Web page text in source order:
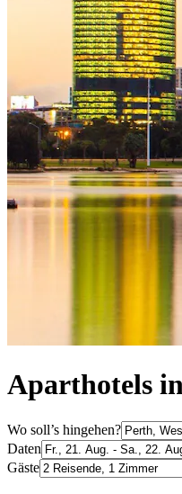
Aparthotels
Wo soll’s hingehen?
Daten
Gäste